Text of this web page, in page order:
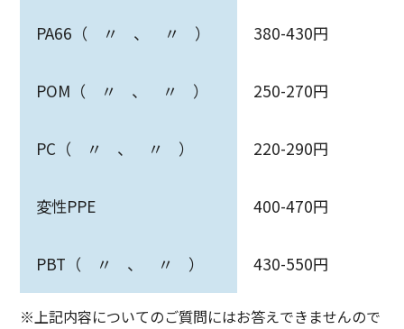
PA66（ 〃 、 〃 ） 380-430円
POM（ 〃 、 〃 ） 250-270円
PC（ 〃 、 〃 ） 220-290円
変性PPE 400-470円
PBT（ 〃 、 〃 ） 430-550円
※上記内容についてのご質問にはお答えできませんので